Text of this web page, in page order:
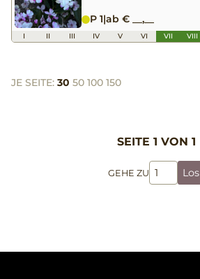
P 1|ab € __,__
I II III IV V VI VII VIII
JE SEITE: 30 50 100 150
SEITE 1 VON 1
GEHE ZU Los